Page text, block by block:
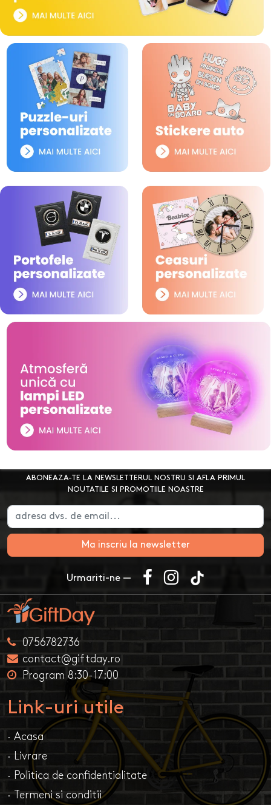
ABONEAZA-TE LA NEWSLETTERUL NOSTRU SI AFLA PRIMUL
NOUTATILE SI PROMOTIILE NOASTRE
Ma inscriu la newsletter
Urmariti-ne —
0756782736
contact@giftday.ro
Program 8:30-17:00
Link-uri utile
· Acasa
· Livrare
· Politica de confidentialitate
· Termeni si conditii